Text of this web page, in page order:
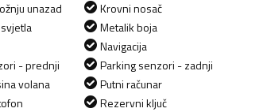
unazad
- prednji
volana
Krovni nosač
Metalik boja
Navigacija
Parking senzori - zadnji
Putni računar
Rezervni ključ